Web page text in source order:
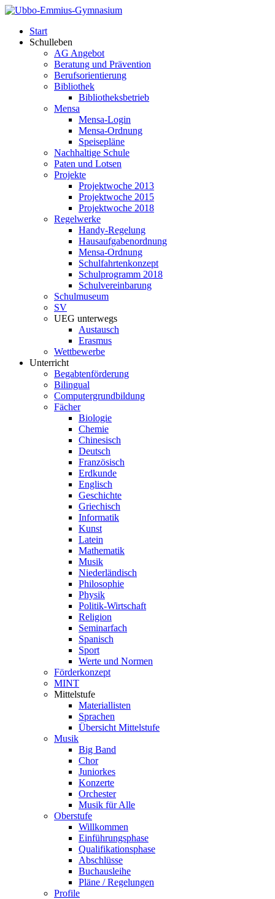
Start
Schulleben
AG Angebot
Beratung und Prävention
Berufsorientierung
Bibliothek
Bibliotheksbetrieb
Mensa
Mensa-Login
Mensa-Ordnung
Speisepläne
Nachhaltige Schule
Paten und Lotsen
Projekte
Projektwoche 2013
Projektwoche 2015
Projektwoche 2018
Regelwerke
Handy-Regelung
Hausaufgabenordnung
Mensa-Ordnung
Schulfahrtenkonzept
Schulprogramm 2018
Schulvereinbarung
Schulmuseum
SV
UEG unterwegs
Austausch
Erasmus
Wettbewerbe
Unterricht
Begabtenförderung
Bilingual
Computergrundbildung
Fächer
Biologie
Chemie
Chinesisch
Deutsch
Französisch
Erdkunde
Englisch
Geschichte
Griechisch
Informatik
Kunst
Latein
Mathematik
Musik
Niederländisch
Philosophie
Physik
Politik-Wirtschaft
Religion
Seminarfach
Spanisch
Sport
Werte und Normen
Förderkonzept
MINT
Mittelstufe
Materiallisten
Sprachen
Übersicht Mittelstufe
Musik
Big Band
Chor
Juniorkes
Konzerte
Orchester
Musik für Alle
Oberstufe
Willkommen
Einführungsphase
Qualifikationsphase
Abschlüsse
Buchausleihe
Pläne / Regelungen
Profile